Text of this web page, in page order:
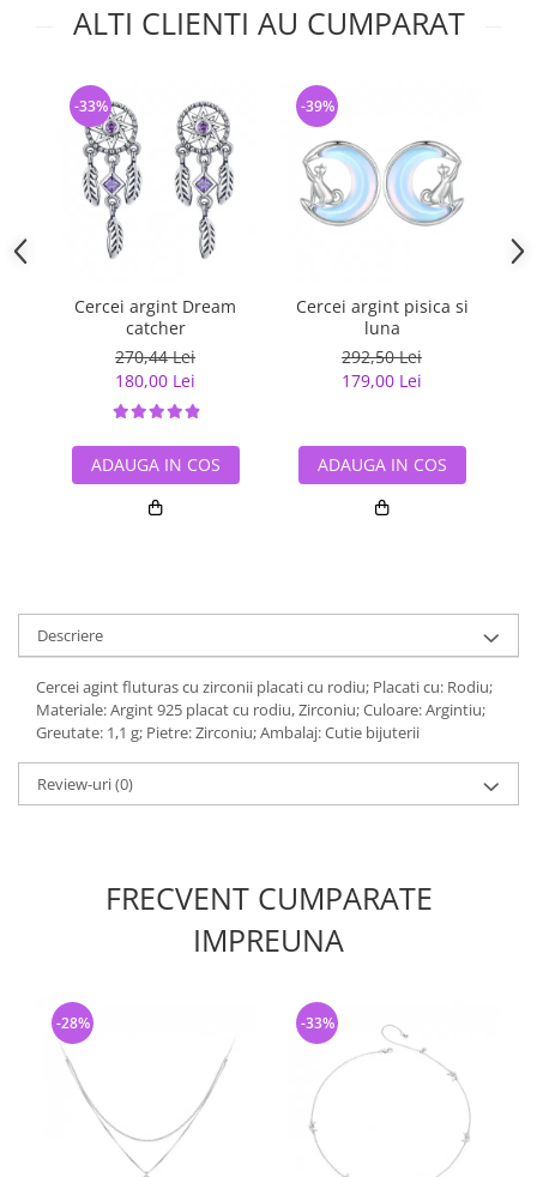
ALTI CLIENTI AU CUMPARAT
Cercei argint Dream
catcher
270,44 Lei
180,00 Lei
-33%
ADAUGA IN COS
Cercei argint pisica si
luna
292,50 Lei
179,00 Lei
-39%
ADAUGA IN COS
Descriere
Cercei agint fluturas cu zirconii placati cu rodiu; Placati cu: Rodiu;
Materiale: Argint 925 placat cu rodiu, Zirconiu; Culoare: Argintiu;
Greutate: 1,1 g; Pietre: Zirconiu; Ambalaj: Cutie bijuterii
Review-uri(0)
FRECVENT CUMPARATE
IMPREUNA
-28% -33%